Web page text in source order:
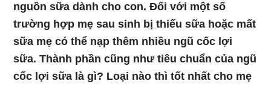
nguồn sữa dành cho con. Đối với một số
trường hợp mẹ sau sinh bị thiếu sữa hoặc mất
sữa mẹ có thể nạp thêm nhiều ngũ cốc lợi
sữa. Thành phần cũng như tiêu chuẩn của ngũ
cốc lợi sữa là gì? Loại nào thì tốt nhất cho mẹ